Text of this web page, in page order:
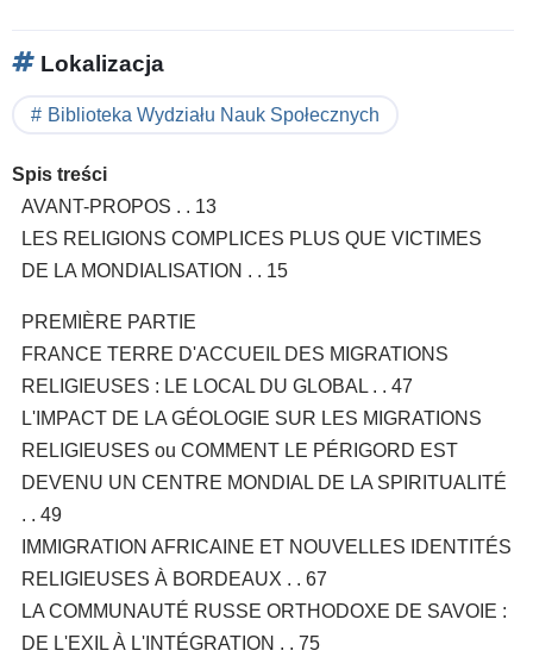
Lokalizacja
Biblioteka Wydziału Nauk Społecznych
Spis treści
AVANT-PROPOS . . 13
LES RELIGIONS COMPLICES PLUS QUE VICTIMES
DE LA MONDIALISATION . . 15
PREMIÈRE PARTIE
FRANCE TERRE D'ACCUEIL DES MIGRATIONS
RELIGIEUSES : LE LOCAL DU GLOBAL . . 47
L'IMPACT DE LA GÉOLOGIE SUR LES MIGRATIONS
RELIGIEUSES ou COMMENT LE PÉRIGORD EST
DEVENU UN CENTRE MONDIAL DE LA SPIRITUALITÉ
. . 49
IMMIGRATION AFRICAINE ET NOUVELLES IDENTITÉS
RELIGIEUSES À BORDEAUX . . 67
LA COMMUNAUTÉ RUSSE ORTHODOXE DE SAVOIE :
DE L'EXIL À L'INTÉGRATION . . 75